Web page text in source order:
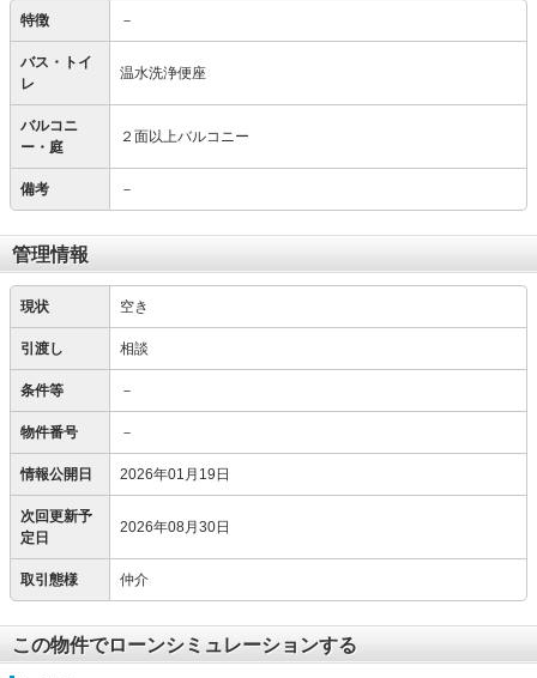
特徴 －
バス・トイ
レ
温水洗浄便座
バルコニ
ー・庭
２面以上バルコニー
備考 －
管理情報
現状 空き
引渡し 相談
条件等 －
物件番号 －
情報公開日 2026年01月19日
次回更新予
定日
2026年08月30日
取引態様 仲介
この物件でローンシミュレーションする